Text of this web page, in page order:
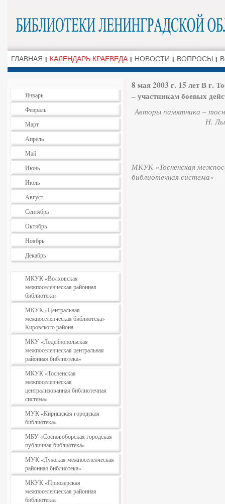
ГЛАВНАЯ КАЛЕНДАРЬ КРАЕВЕДА НОВОСТИ ВОПРОСЫ
Январь
Февраль
Март
Апрель
Май
Июнь
Июль
Август
Сентябрь
Октябрь
Ноябрь
Декабрь
МКУК «Волховская
межпоселенческая районная
библиотека»
МКУК «Центральная
межпоселенческая библиотека»
Кировского района
МКУ «Лодейнопольская
межпоселенческая центральная
районная библиотека»
МКУК «Тосненская
межпоселенческая
централизованная библиотечная
система»
МУК «Киришская городская
библиотека»
МБУ «Сосновоборская городская
публичная библиотека»
МУК «Лужская межпоселенческая
районная библиотека»
МКУК «Приозерская
межпоселенческая районная
библиотека»
8 мая 2003 г. 15 лет В г.
– участникам боевых
Авторы памятника –
Н.
МКУК «Тосненская
библиотечная система»